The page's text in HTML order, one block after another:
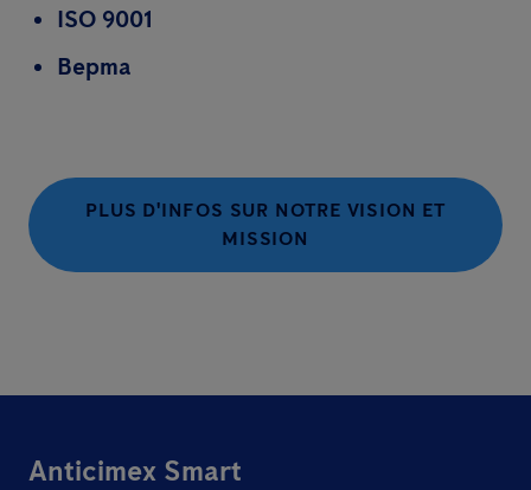
ISO 9001
Bepma
PLUS D'INFOS SUR NOTRE VISION ET
MISSION
Anticimex Smart